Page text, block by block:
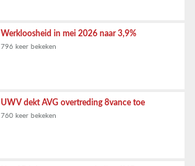
Werkloosheid in mei 2026 naar 3,9%
796 keer bekeken
UWV dekt AVG overtreding 8vance toe
760 keer bekeken